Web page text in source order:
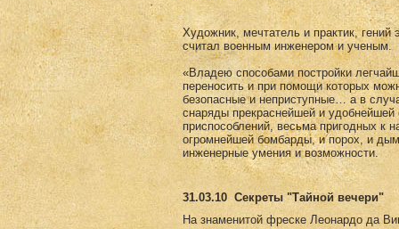
Художник, мечтатель и практик,
считал военным инженером и ученым.
«Владею способами постройки
переносить и при помощи которых
безопасные и неприступные… а в
снаряды прекраснейшей и
приспособлений, весьма пригодных к
огромнейшей бомбарды, и порох, и
инженерные умения и возможности.
31.03.10 Секреты "Тайной вечери"
На знаменитой фреске Леонардо да